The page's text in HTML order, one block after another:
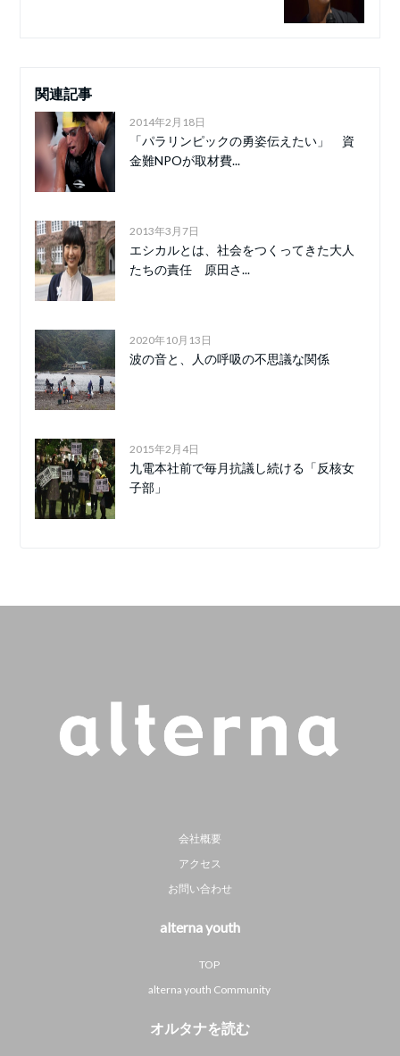
関連記事
2014年2月18日
「パラリンピックの勇姿伝えたい」 資
金難NPOが取材費...
2013年3月7日
エシカルとは、社会をつくってきた大人
たちの責任 原田さ...
2020年10月13日
波の音と、人の呼吸の不思議な関係
2015年2月4日
九電本社前で毎月抗議し続ける「反核女
子部」
会社概要
アクセス
お問い合わせ
alterna youth
TOP
alterna youth Community
オルタナを読む